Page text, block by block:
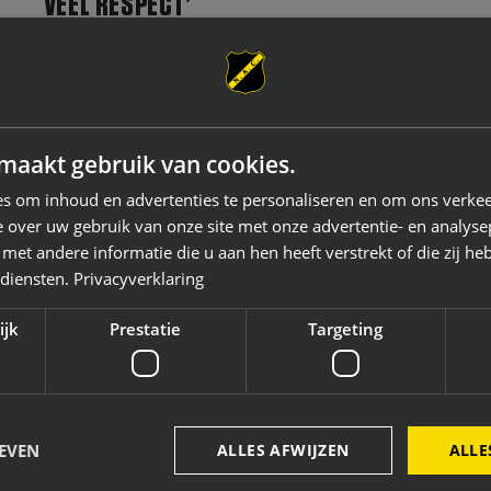
Terwijl delen van Breda vakantie vieren in
bijvoorbeeld het Middellandse Zeegebied,
speelde NAC een oefenwedstrijd tegen
Championship-club Bolton Wanderers FC. Een
kleine duizend NAC-supporters maakte
afgelopen weekend de oversteek naar
Engeland. De afgereisde NAC-supporters
zorgden voor de...
LEES VERDER
gebruik van cookies.
om inhoud en advertenties te personaliseren en om ons
uw gebruik van onze site met onze advertentie- en
andere informatie die u aan hen heeft verstrekt of die zij
Privacyverklaring
Prestatie Targeting
ALLES AFWIJZEN